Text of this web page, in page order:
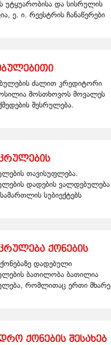
უტყუარობისა და სისრულის
ე. ი. რეესტრის ჩანაწერები
ზოგადი
შესახებ
ძალით კრედიტორი
მოსთხოვოს მოვალეს
შესრულება.
დადების
თავისუფლება.
დადების ვალდებულება
სუბიექტებს
ქონების
შესახებ
დადებული
ბათილობა ბათილია
რომლითაც ერთი მხარე
ქონების შესახებ